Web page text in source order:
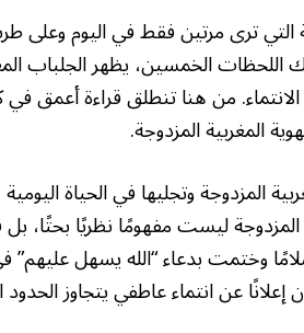
التي ترى مرتين فقط في اليوم
اللحظات الخمسين، يظهر الجلباب
من هنا تنطلق قراءة أعمق
المغربية المزدوجة.
المزدوجة وتجليها في الحياة اليومية
المزدوجة ليست مفهومًا نظريًا
وختمت بدعاء “الله يسهل عليهم”
عن انتماء عاطفي يتجاوز الحدود